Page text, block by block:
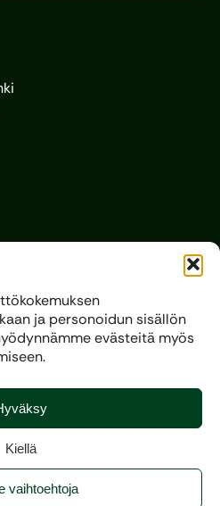
ja personoidun sisällön
evästeitä myös
Kiellä
vaihtoehtoja
reserved.